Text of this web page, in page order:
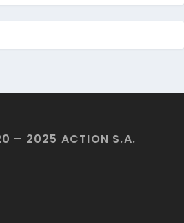
– 2025 ACTION S.A.